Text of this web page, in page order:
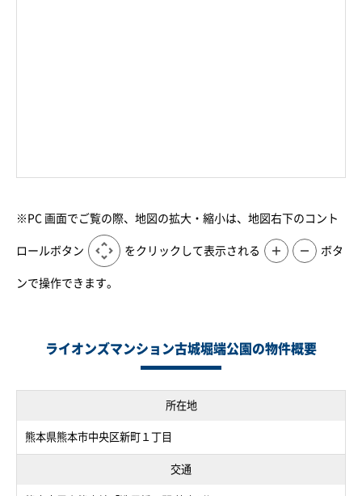
※PC 画面でご覧の際、地図の拡大・縮小は、地図右下のコント
ロールボタン をクリックして表示される ＋ － ボタ
ンで操作できます。
ライオンズマンション古城堀端公園の物件概要
所在地
熊本県熊本市中央区新町１丁目
交通